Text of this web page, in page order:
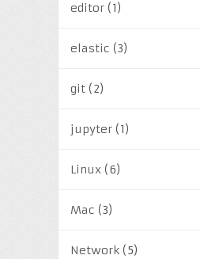
editor(1)
elastic (3)
git(2)
jupyter(1)
Linux(6)
Mac (3)
Network(5)